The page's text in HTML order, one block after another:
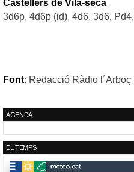
Castellers de Vila-seca
3d6p, 4d6p (id), 4d6, 3d6, Pd4,
Font: Redacció Ràdio l´Arboç
AGENDA
EL TEMPS